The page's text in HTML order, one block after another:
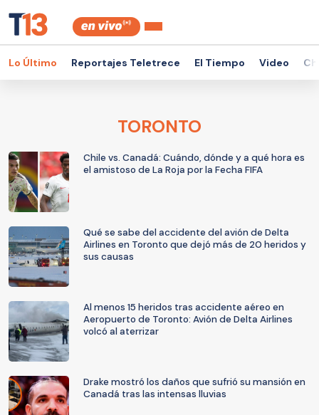
Lo Último Reportajes Teletrece El Tiempo Video
TORONTO
Chile vs. Canadá: Cuándo, dónde y a qué hora es
el amistoso de La Roja por la Fecha FIFA
Qué se sabe del accidente del avión de Delta
Airlines en Toronto que dejó más de 20 heridos y
sus causas
Al menos 15 heridos tras accidente aéreo en
Aeropuerto de Toronto: Avión de Delta Airlines
volcó al aterrizar
Drake mostró los daños que sufrió su mansión en
Canadá tras las intensas lluvias